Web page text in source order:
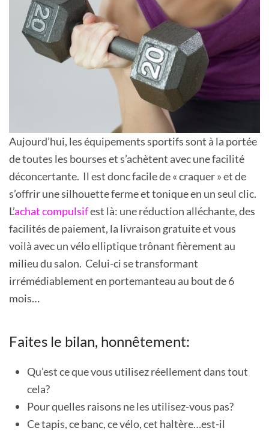
Aujourd’hui, les équipements sportifs sont à la portée
de toutes les bourses et s’achètent avec une facilité
déconcertante. Il est donc facile de « craquer » et de
s’offrir une silhouette ferme et tonique en un seul clic.
L’achat compulsifest là: une réduction alléchante, des
facilités de paiement, la livraison gratuite et vous
voilà avec un vélo elliptique trônant fièrement au
milieu du salon. Celui-ci se transformant
irrémédiablement en portemanteau au bout de 6
mois…
Faites le bilan, honnêtement:
Qu’est ce que vous utilisez réellement dans tout
cela?
Pour quelles raisons ne les utilisez-vous pas?
Ce tapis, ce banc, ce vélo, cet haltère…est-il